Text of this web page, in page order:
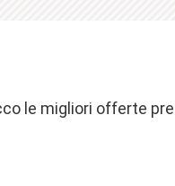
le migliori offerte